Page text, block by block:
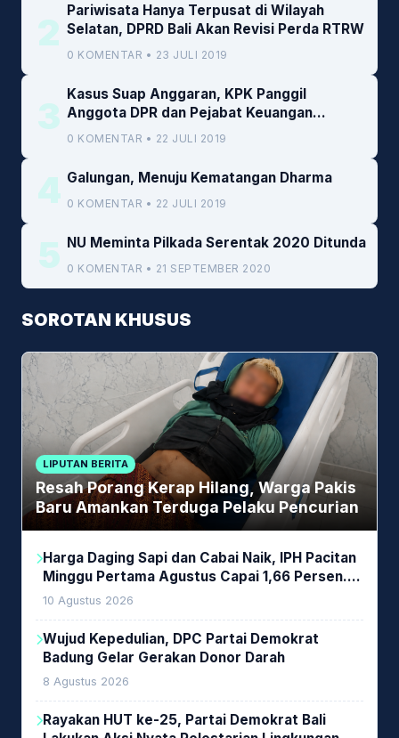
2
Pariwisata Hanya Terpusat di Wilayah
Selatan, DPRD Bali Akan Revisi Perda RTRW
0 KOMENTAR • 23 JULI 2019
3
Kasus Suap Anggaran, KPK Panggil
Anggota DPR dan Pejabat Keuangan
Kemenkeu
0 KOMENTAR • 22 JULI 2019
4 Galungan, Menuju Kematangan Dharma
0 KOMENTAR • 22 JULI 2019
5 NU Meminta Pilkada Serentak 2020 Ditunda
0 KOMENTAR • 21 SEPTEMBER 2020
SOROTAN KHUSUS
LIPUTAN BERITA
Resah Porang Kerap Hilang, Warga Pakis
Baru Amankan Terduga Pelaku Pencurian
Harga Daging Sapi dan Cabai Naik, IPH Pacitan
Minggu Pertama Agustus Capai 1,66 Persen.
Ini Penjelasan Kabag Ayub
10 Agustus 2026
Wujud Kepedulian, DPC Partai Demokrat
Badung Gelar Gerakan Donor Darah
8 Agustus 2026
Rayakan HUT ke-25, Partai Demokrat Bali